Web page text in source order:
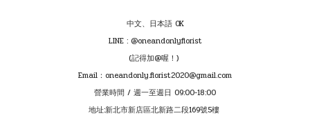
中文、日本語 OK
LINE : @oneandonlyflorist
(記得加@喔！)
Email：oneandonly.florist2020@gmail.com
營業時間 / 週一至週日 09:00-18:00
地址:新北市新店區北新路二段169號5樓